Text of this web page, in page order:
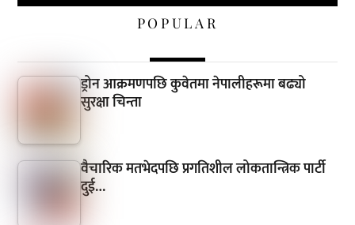
POPULAR
ड्रोन आक्रमणपछि कुवेतमा नेपालीहरूमा बढ्यो
सुरक्षा चिन्ता
वैचारिक मतभेदपछि प्रगतिशील लोकतान्त्रिक पार्टी
दुई…